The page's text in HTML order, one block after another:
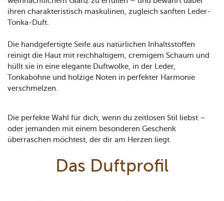
ihren charakteristisch maskulinen, zugleich sanften Leder-
Tonka-Duft.
Die handgefertigte Seife aus natürlichen Inhaltsstoffen
reinigt die Haut mit reichhaltigem, cremigem Schaum und
hüllt sie in eine elegante Duftwolke, in der Leder,
Tonkabohne und holzige Noten in perfekter Harmonie
verschmelzen.
Die perfekte Wahl für dich, wenn du zeitlosen Stil liebst –
oder jemanden mit einem besonderen Geschenk
überraschen möchtest, der dir am Herzen liegt.
Das Duftprofil